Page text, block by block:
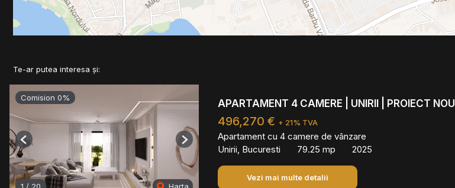
Te-ar putea interesa și:
Comision 0%
Previous Next
APARTAMENT 4 CAMERE | UNIRII | PROIECT NOU
496,270 € + 21% TVA
Apartament cu 4 camere de vânzare
Unirii, Bucuresti
79.25 mp 2025
Vezi mai multe detalii